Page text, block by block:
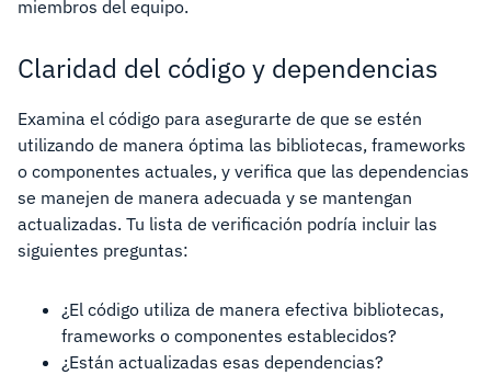
miembros del equipo.
Claridad del código y dependencias
Examina el código para asegurarte de que se estén
utilizando de manera óptima las bibliotecas, frameworks
o componentes actuales, y verifica que las dependencias
se manejen de manera adecuada y se mantengan
actualizadas. Tu lista de verificación podría incluir las
siguientes preguntas:
¿El código utiliza de manera efectiva bibliotecas,
frameworks o componentes establecidos?
¿Están actualizadas esas dependencias?